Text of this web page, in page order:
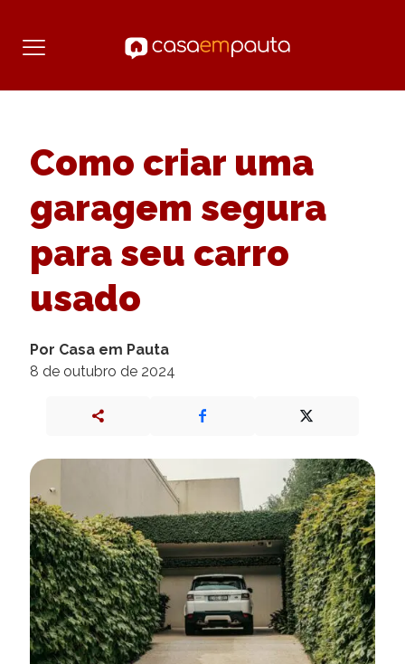
Como criar uma
garagem segura
para seu carro
usado
Por Casa em Pauta
8 de outubro de 2024